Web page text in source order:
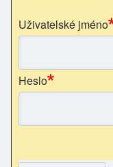
Uživatelské jméno
Heslo